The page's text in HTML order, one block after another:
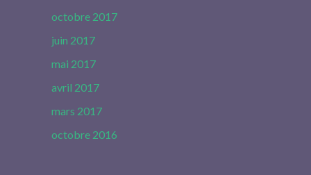
octobre 2017
juin 2017
mai 2017
avril 2017
mars 2017
octobre 2016